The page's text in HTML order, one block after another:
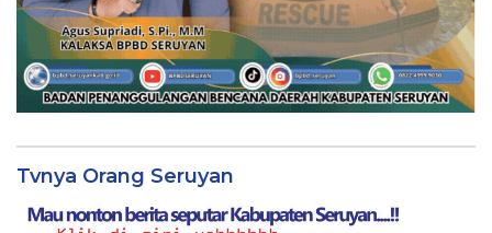
Tvnya Orang Seruyan